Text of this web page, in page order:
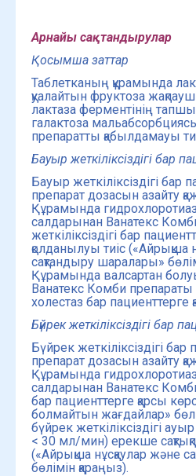
Арнайы сақтандырулар
Қосымша заттар
Таблетканың құрамында
қуалайтын фруктоза
лактаза ферментінің
галактоза
препаратты қабылдамауы
Бауыр жеткіліксіздігі бар
Бауыр жеткіліксіздігі бар
препарат дозасын азайту
Құрамында
салдарынан Ванатекс
жеткіліксіздігі бар
қолданылуы тиіс («Айрықша
сақтандыру шаралары»
Құрамында валсартан
Ванатекс Комби
холестаз бар пациенттерге
Бүйрек жеткіліксіздігі бар
Бүйрек жеткіліксіздігі бар
препарат дозасын азайту
Құрамында
салдарынан Ванатекс
бар пациенттерге қарсы
болмайтын жағдайлар»
бүйрек жеткіліксіздігі
< 30 мл/мин) ерекше
(«Айрықша нұсқаулар және
бөлімін қараңыз).